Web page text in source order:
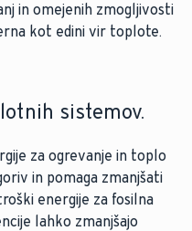
in omejenih zmogljivosti
kot edini vir toplote.
sistemov.
za ogrevanje in toplo
in pomaga zmanjšati
energije za fosilna
lahko zmanjšajo